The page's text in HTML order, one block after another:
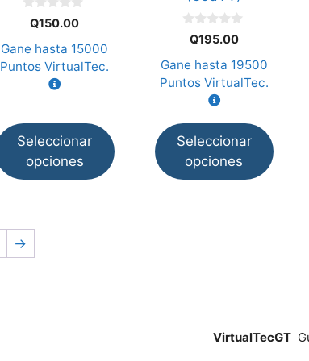
5
Q150.00
Gane hasta 15000
Puntos VirtualTec.
Seleccionar
opciones
la
página
5
Q195.00
Gane hasta 19500
Puntos VirtualTec.
Seleccionar
opciones
elegir
página
→
VirtualTecGT